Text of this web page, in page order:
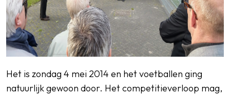
Het is zondag 4 mei 2014 en het voetballen ging
natuurlijk gewoon door. Het competitieverloop mag,